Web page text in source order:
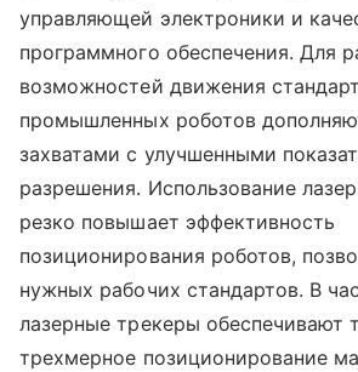
управляющей электроники и
программного обеспечения. Для
возможностей движения
промышленных роботов
захватами с улучшенными
разрешения. Использование
резко повышает эффективность
позиционирования роботов,
нужных рабочих стандартов. В
лазерные трекеры обеспечивают
трехмерное позиционирование